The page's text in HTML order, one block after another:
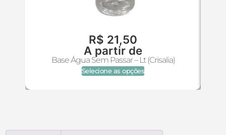
A partir de
R$ 21,50
Base Água Sem Passar – Lt (Crisalia)
Selecione as opções